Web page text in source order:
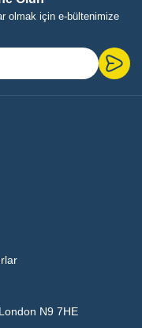
olmak için e-bültenimize
N9 7HE